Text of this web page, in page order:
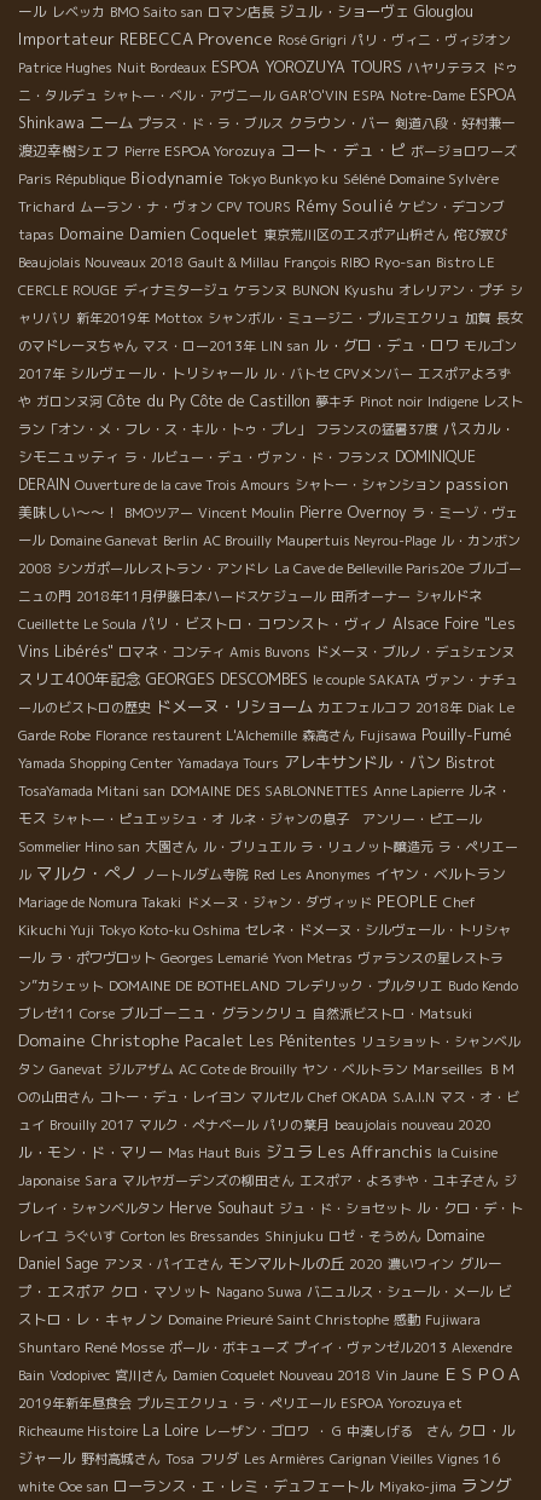
ール レベッカ BMO Saito san ロマン店長 ジュル・ショーヴェ Glouglou
Importateur REBECCA Provence Rosé Grigri パリ・ヴィニ・ヴィジオン
Patrice Hughes Nuit Bordeaux ESPOA YOROZUYA TOURS ハヤリテラス ドゥ
ニ・タルデュ シャトー・ベル・アヴニール GAR'O'VIN ESPA Notre-Dame ESPOA
Shinkawa ニーム プラス・ド・ラ・ブルス クラウン・バー 剣道八段・好村兼一
渡辺幸樹シェフ Pierre ESPOA Yorozuya コート・デュ・ピ ボージョロワーズ
Paris République Biodynamie Tokyo Bunkyo ku Séléné Domaine Sylvère
Trichard ムーラン・ナ・ヴォン CPV TOURS Rémy Soulié ケビン・デコンブ
tapas Domaine Damien Coquelet 東京荒川区のエスポア山枡さん 侘び寂び
Beaujolais Nouveaux 2018 Gault & Millau François RIBO Ryo-san Bistro LE
CERCLE ROUGE ディナミタージュ ケランヌ BUNON Kyushu オレリアン・プチ シ
ャリバリ 新年2019年 Mottox シャンボル・ミュージニ・プルミエクリュ 加賀 長女
のマドレーヌちゃん マス・ロー2013年 LIN san ル・グロ・デュ・ロワ モルゴン
2017年 シルヴェール・トリシャール ル・バトセ CPVメンバー エスポアよろず
や ガロンヌ河 Côte du Py Côte de Castillon 夢キチ Pinot noir Indigene レスト
ラン「オン・メ・フレ・ス・キル・トゥ・プレ」
フランスの猛暑37度 パスカル・
シモニュッティ ラ・ルビュー・デュ・ヴァン・ド・フランス DOMINIQUE
DERAIN Ouverture de la cave Trois Amours シャトー・シャンション passion
美味しい～～！ BMOツアー Vincent Moulin Pierre Overnoy ラ・ミーゾ・ヴェ
ール Domaine Ganevat Berlin AC Brouilly Maupertuis Neyrou-Plage ル・カンボン
2008 シンガポールレストラン・アンドレ La Cave de Belleville Paris20e ブルゴー
ニュの門 2018年11月伊藤日本ハードスケジュール 田所オーナー シャルドネ
Cueillette Le Soula パリ・ビストロ・コワンスト・ヴィノ Alsace Foire "Les
Vins Libérés" ロマネ・コンティ Amis Buvons ドメーヌ・ブルノ・デュシェンヌ
スリエ400年記念 GEORGES DESCOMBES le couple SAKATA ヴァン・ナチュ
ールのビストロの歴史 ドメーヌ・リショーム カエフェルコフ 2018年 Diak Le
Garde Robe Florance restaurent L'Alchemille 森高さん Fujisawa Pouilly-Fumé
Yamada Shopping Center Yamadaya Tours アレキサンドル・バン Bistrot
TosaYamada Mitani san DOMAINE DES SABLONNETTES Anne Lapierre ルネ・
モス シャトー・ピュエッシュ・オ ルネ・ジャンの息子 アンリー・ピエール
Sommelier Hino san 大園さん ル・ブリュエル ラ・リュノット醸造元 ラ・ペリエー
ル マルク・ぺノ ノートルダム寺院 Red Les Anonymes イヤン・ベルトラン
Mariage de Nomura Takaki ドメーヌ・ジャン・ダヴィッド PEOPLE Chef
Kikuchi Yuji Tokyo Koto-ku Oshima セレネ・ドメーヌ・シルヴェール・トリシャ
ール ラ・ポワヴロット Georges Lemarié Yvon Metras ヴァランスの星レストラ
ン”カシェット DOMAINE DE BOTHELAND フレデリック・プルタリエ Budo Kendo
ブレゼ11 Corse ブルゴーニュ・グランクリュ 自然派ビストロ・Matsuki
Domaine Christophe Pacalet Les Pénitentes リュショット・シャンベル
タン Ganevat ジルアザム AC Cote de Brouilly ヤン・ベルトラン Marseilles ＢＭ
Оの山田さん コトー・デュ・レイヨン マルセル Chef OKADA S.A.I.N マス・オ・ビ
ュイ Brouilly 2017 マルク・ぺナベール パリの葉月 beaujolais nouveau 2020
ル・モン・ド・マリー Mas Haut Buis ジュラ Les Affranchis la Cuisine
Japonaise Sara マルヤガーデンズの柳田さん エスポア・よろずや・ユキ子さん ジ
ブレイ・シャンベルタン Herve Souhaut ジュ・ド・ショセット ル・クロ・デ・ト
レイユ うぐいす Corton les Bressandes Shinjuku ロゼ・そうめん Domaine
Daniel Sage アンヌ・パイエさん モンマルトルの丘 2020 濃いワイン グルー
プ・エスポア クロ・マソット Nagano Suwa バニュルス・シュール・メール ビ
ストロ・レ・キャノン Domaine Prieuré Saint Christophe 感動 Fujiwara
Shuntaro René Mosse ポール・ボキューズ プイイ・ヴァンゼル2013 Alexendre
Bain Vodopivec 宮川さん Damien Coquelet Nouveau 2018 Vin Jaune ＥＳＰＯＡ
2019年新年昼食会 プルミエクリュ・ラ・ペリエール ESPOA Yorozuya et
Richeaume Histoire La Loire レーザン・ゴロワ ・ G 中湊しげる さん クロ・ル
ジャール 野村高城さん Tosa フリダ Les Armières Carignan Vieilles Vignes 16
white Ooe san ローランス・エ・レミ・デュフェートル Miyako-jima ラング